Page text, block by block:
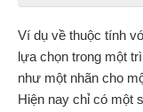
Ví dụ về thuộc tính
lựa chọn trong một
như một nhãn cho
Hiện nay chỉ có một